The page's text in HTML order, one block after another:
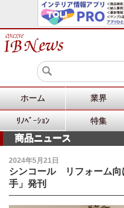
ホーム 業界
ﾘﾉﾍﾞｰｼｮﾝ 特集
商品ニュース
2024年5月21日
シンコール リフォーム向
手」発刊